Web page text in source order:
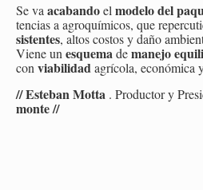
Se vaaca­ban­doelmo­de­lo del
ten­cias a agro­quí­mi­cos, que
sis­ten­tes, altos cos­tos y daño
Viene unes­que­madema­ne­jo
convia­bi­li­dadagrí­co­la, eco­nó­mi­ca
// Es­te­ban Motta . Pro­duc­tor y
mon­te //